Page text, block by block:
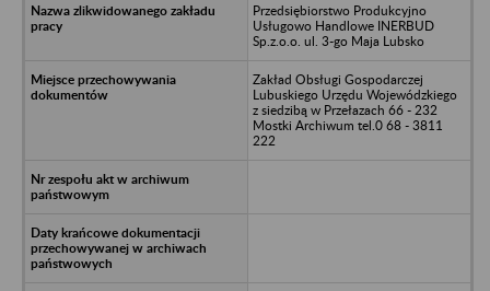
Przedsiębiorstwo Produkcyjno
Usługowo Handlowe INERBUD
Sp.z.o.o. ul. 3-go Maja Lubsko
Zakład Obsługi Gospodarczej
Lubuskiego Urzędu Wojewódzkiego
z siedzibą w Przełazach 66 - 232
Mostki Archiwum tel.0 68 - 3811
222